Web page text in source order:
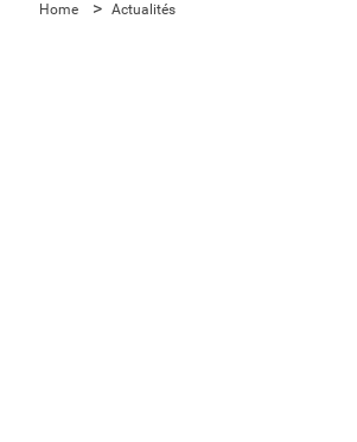
Home Actualités